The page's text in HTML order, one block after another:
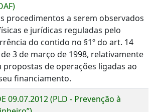
procedimentos a serem observados
e jurídicas reguladas pelo
do contido no §1º do art. 14
de 3 de março de 1998, relativamente
propostas de operações ligadas ao
financiamento.
09.07.2012 (PLD - Prevenção à